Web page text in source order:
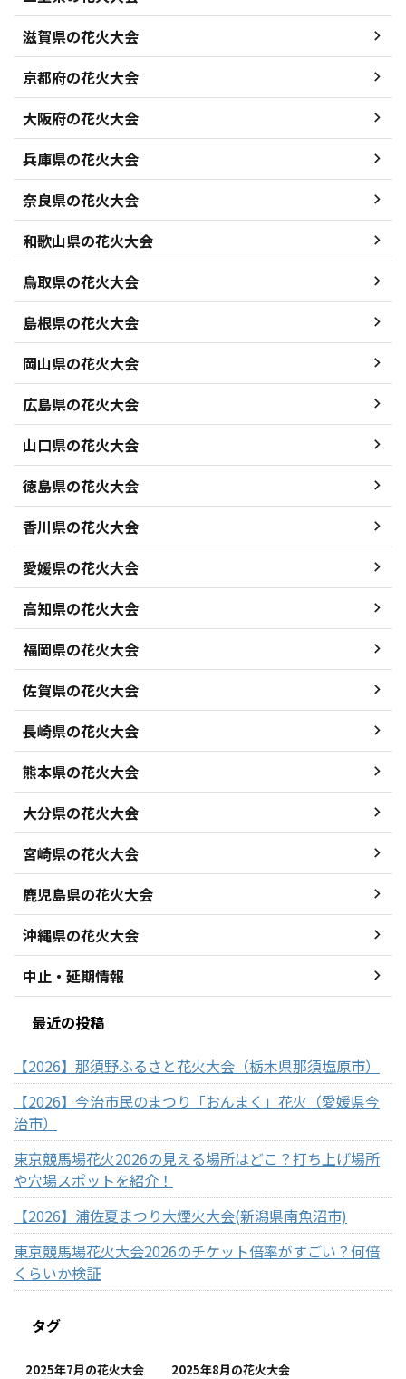
滋賀県の花火大会
京都府の花火大会
大阪府の花火大会
兵庫県の花火大会
奈良県の花火大会
和歌山県の花火大会
鳥取県の花火大会
島根県の花火大会
岡山県の花火大会
広島県の花火大会
山口県の花火大会
徳島県の花火大会
香川県の花火大会
愛媛県の花火大会
高知県の花火大会
福岡県の花火大会
佐賀県の花火大会
長崎県の花火大会
熊本県の花火大会
大分県の花火大会
宮崎県の花火大会
鹿児島県の花火大会
沖縄県の花火大会
中止・延期情報
最近の投稿
【2026】那須野ふるさと花火大会（栃木県那須塩原市）
【2026】今治市民のまつり「おんまく」花火（愛媛県今
治市）
東京競馬場花火2026の見える場所はどこ？打ち上げ場所
や穴場スポットを紹介！
【2026】浦佐夏まつり大煙火大会(新潟県南魚沼市)
東京競馬場花火大会2026のチケット倍率がすごい？何倍
くらいか検証
タグ
2025年7月の花火大会 2025年8月の花火大会